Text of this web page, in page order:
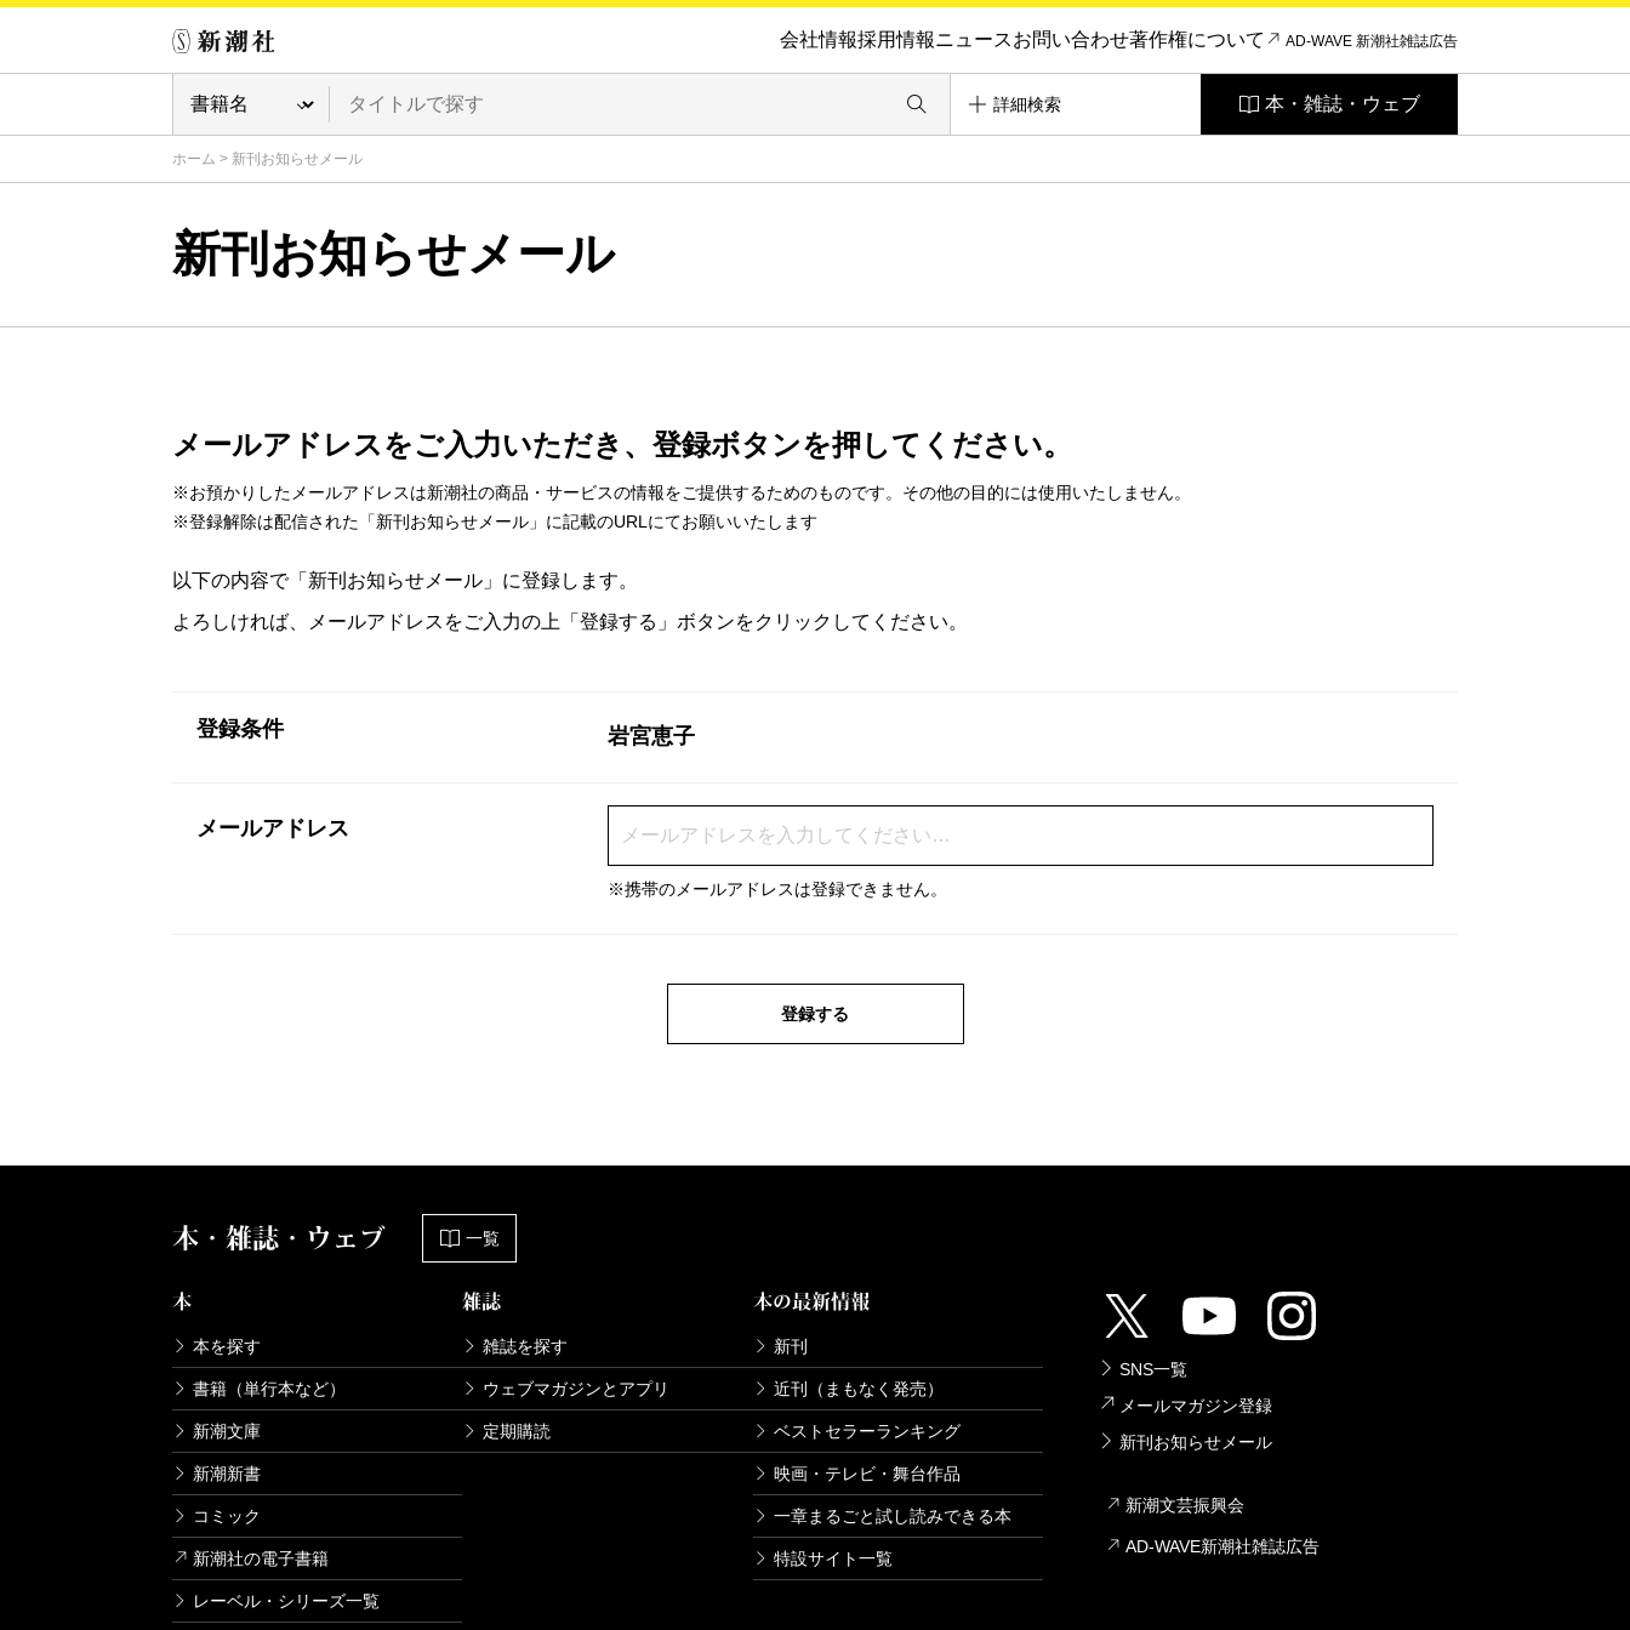
会社情報採用情報ニュースお問い合わせ著作権について AD-WAVE 新潮社雑誌広告
詳細検索 本・雑誌・ウェブ
ホーム > 新刊お知らせメール
新刊お知らせメール
メールアドレスをご入力いただき、登録ボタンを押してください。
※お預かりしたメールアドレスは新潮社の商品・サービスの情報をご提供するためのものです。その他の目的には使用いたしません。
※登録解除は配信された「新刊お知らせメール」に記載のURLにてお願いいたします
以下の内容で「新刊お知らせメール」に登録します。
よろしければ、メールアドレスをご入力の上「登録する」ボタンをクリックしてください。
登録条件 岩宮恵子
メールアドレス
※携帯のメールアドレスは登録できません。
登録する
本・雑誌・ウェブ 一覧
本
本を探す
書籍（単行本など）
新潮文庫
新潮新書
コミック
新潮社の電子書籍
レーベル・シリーズ一覧
雑誌
雑誌を探す
ウェブマガジンとアプリ
定期購読
本の最新情報
新刊
近刊（まもなく発売）
ベストセラーランキング
映画・テレビ・舞台作品
一章まるごと試し読みできる本
特設サイト一覧
SNS一覧
メールマガジン登録
新刊お知らせメール
新潮文芸振興会
AD-WAVE新潮社雑誌広告